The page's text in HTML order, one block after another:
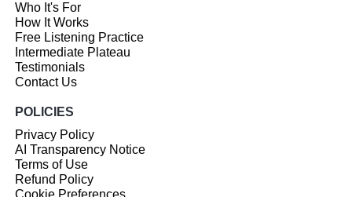
Who It's For
How It Works
Free Listening Practice
Intermediate Plateau
Testimonials
Contact Us
POLICIES
Privacy Policy
AI Transparency Notice
Terms of Use
Refund Policy
Cookie Preferences